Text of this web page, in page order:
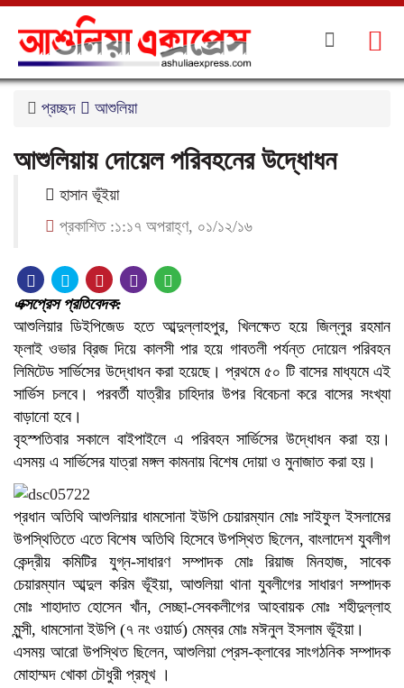
প্রচ্ছদ আশুলিয়া
আশুলিয়ায় দোয়েল পরিবহনের উদ্ধোধন
হাসান ভূঁইয়া
প্রকাশিত :১:১৭ অপরাহ্ণ, ০১/১২/১৬
এক্সপ্রেস প্রতিবেদক:
আশুলিয়ার ডিইপিজেড হতে আব্দুল্লাহপুর, খিলক্ষেত হয়ে জিল্লুর রহমান
ফ্লাই ওভার ব্রিজ দিয়ে কালসী পার হয়ে গাবতলী পর্যন্ত দোয়েল পরিবহন
লিমিটেড সার্ভিসের উদ্ধোধন করা হয়েছে। প্রথমে ৫০ টি বাসের মাধ্যমে এই
সার্ভিস চলবে। পরবর্তী যাত্রীর চাহিদার উপর বিবেচনা করে বাসের সংখ্যা
বাড়ানো হবে।
বৃহস্পতিবার সকালে বাইপাইলে এ পরিবহন সার্ভিসের উদ্ধোধন করা হয়।
এসময় এ সার্ভিসের যাত্রা মঙ্গল কামনায় বিশেষ দোয়া ও মুনাজাত করা হয়।
প্রধান অতিথি আশুলিয়ার ধামসোনা ইউপি চেয়ারম্যান মোঃ সাইফুল ইসলামের
উপস্থিতিতে এতে বিশেষ অতিথি হিসেবে উপস্থিত ছিলেন, বাংলাদেশ যুবলীগ
কেন্দ্রীয় কমিটির যুগ্ন-সাধারণ সম্পাদক মোঃ রিয়াজ মিনহাজ, সাবেক
চেয়ারম্যান আব্দুল করিম ভূঁইয়া, আশুলিয়া থানা যুবলীগের সাধারণ সম্পাদক
মোঃ শাহাদাত হোসেন খাঁন, সেচ্ছা-সেবকলীগের আহবায়ক মোঃ শহীদুল্লাহ
মুন্সী, ধামসোনা ইউপি (৭ নং ওয়ার্ড) মেম্বর মোঃ মঈনুল ইসলাম ভূঁইয়া।
এসময় আরো উপস্থিত ছিলেন, আশুলিয়া প্রেস-ক্লাবের সাংগঠনিক সম্পাদক
মোহাম্মদ খোকা চৌধুরী প্রমূখ ।